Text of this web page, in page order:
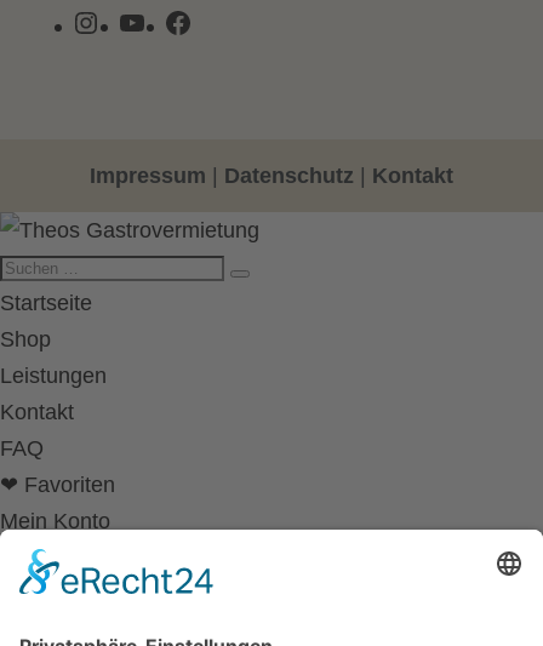
Instagram
YouTubeFacebook
Impressum Datenschutz Kontakt
Startseite
Shop
Leistungen
Kontakt
FAQ
❤ Favoriten
Mein Konto